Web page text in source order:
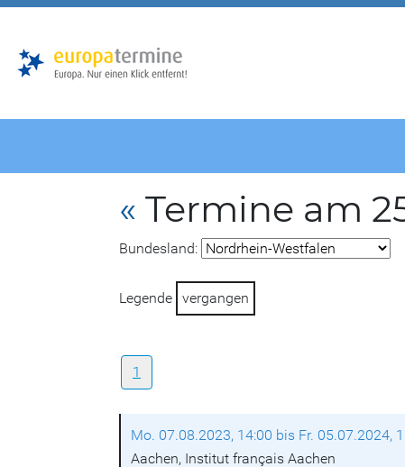
« Termine am
Bundesland:
Legende vergangen
1
Mo. 07.08.2023, 14:00 bis Fr. 05.07.2024,
Aachen, Institut français Aachen